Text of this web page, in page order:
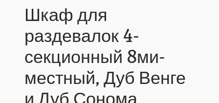
Шкаф для
раздевалок 4-
секционный 8ми-
местный, Дуб Венге
и Дуб Сонома